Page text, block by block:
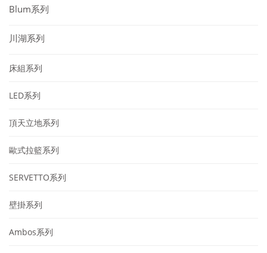
Blum系列
川湖系列
床組系列
LED系列
頂天立地系列
歐式拉籃系列
SERVETTO系列
壁掛系列
Ambos系列